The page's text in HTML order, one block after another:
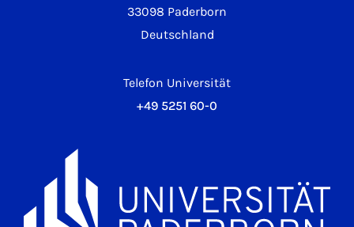
33098 Paderborn
Deutschland
Telefon Universität
+49 5251 60-0